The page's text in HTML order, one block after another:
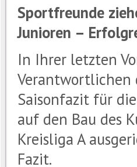
Sportfreunde
Junioren –
In Ihrer letzten
Verantwortlichen
Saisonfazit für
auf den Bau des
Kreisliga A
Fazit.